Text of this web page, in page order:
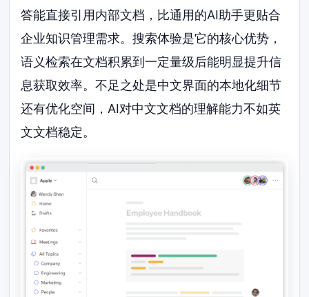
答能直接引用内部文档，比通用的AI助手更贴合
企业知识管理需求。搜索体验是它的核心优势，
语义检索在文档积累到一定量级后能明显提升信
息获取效率。不足之处是中文界面的本地化细节
还有优化空间，AI对中文文档的理解能力不如英
文文档稳定。